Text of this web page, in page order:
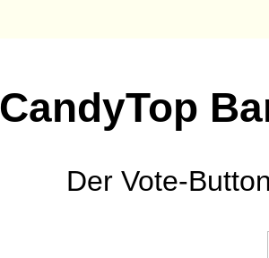
CandyTop
Der Vote-